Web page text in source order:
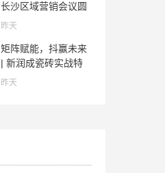
长沙区域营销会议圆
满举行，共探渠道拓
昨天
矩阵赋能，抖赢未来
| 新润成瓷砖实战特
训营成功举办，吹响
昨天